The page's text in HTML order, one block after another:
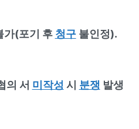
(포기 후 청구불인정).
의 서 미작성 시 분쟁 발생